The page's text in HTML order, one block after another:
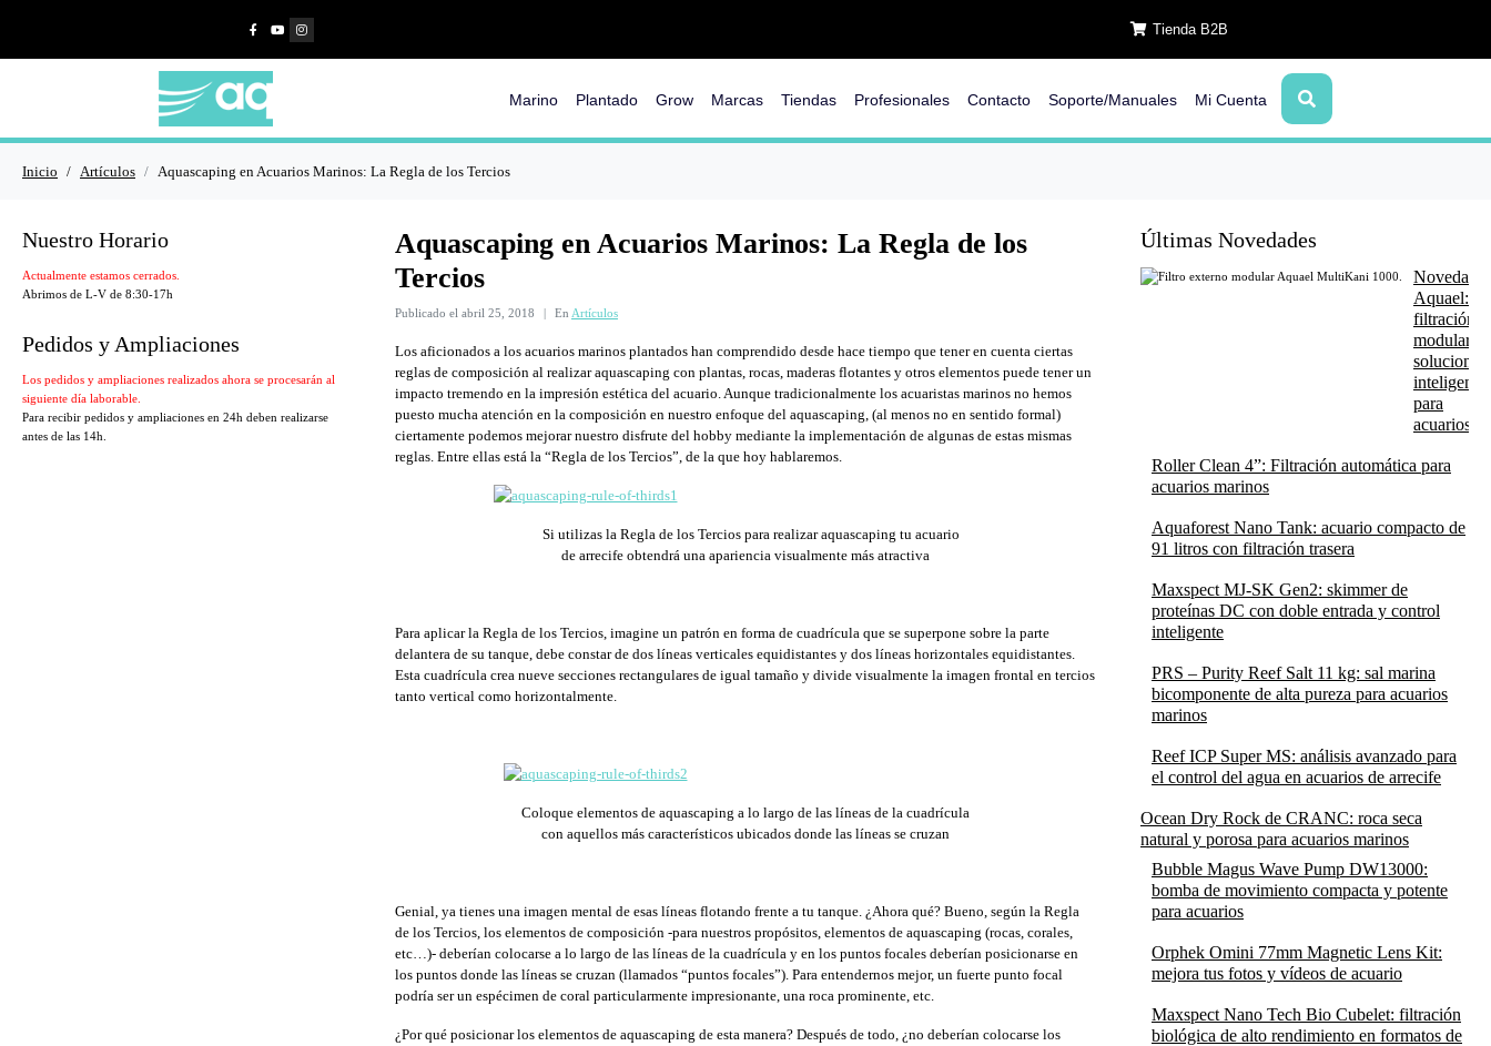
Tienda B2B
Marino Plantado Grow Marcas Tiendas Profesionales Contacto Soporte/Manuales Mi Cuenta
Inicio Artículos Aquascaping en Acuarios Marinos: La Regla de los Tercios
Aquascaping en Acuarios Marinos: La Regla de los
Tercios
Publicado el abril 25, 2018 En Artículos
Los aficionados a los acuarios marinos plantados han comprendido desde hace tiempo que tener en cuenta ciertas
reglas de composición al realizar aquascaping con plantas, rocas, maderas flotantes y otros elementos puede tener un
impacto tremendo en la impresión estética del acuario. Aunque tradicionalmente los acuaristas marinos no hemos
puesto mucha atención en la composición en nuestro enfoque del aquascaping, (al menos no en sentido formal)
ciertamente podemos mejorar nuestro disfrute del hobby mediante la implementación de algunas de estas mismas
reglas. Entre ellas está la “Regla de los Tercios”, de la que hoy hablaremos.
Si utilizas la Regla de los Tercios para realizar aquascaping tu acuario
de arrecife obtendrá una apariencia visualmente más atractiva
Para aplicar la Regla de los Tercios, imagine un patrón en forma de cuadrícula que se superpone sobre la parte
delantera de su tanque, debe constar de dos líneas verticales equidistantes y dos líneas horizontales equidistantes.
Esta cuadrícula crea nueve secciones rectangulares de igual tamaño y divide visualmente la imagen frontal en tercios
tanto vertical como horizontalmente.
Coloque elementos de aquascaping a lo largo de las líneas de la cuadrícula
con aquellos más característicos ubicados donde las líneas se cruzan
Genial, ya tienes una imagen mental de esas líneas flotando frente a tu tanque. ¿Ahora qué? Bueno, según la Regla
de los Tercios, los elementos de composición -para nuestros propósitos, elementos de aquascaping (rocas, corales,
etc…)- deberían colocarse a lo largo de las líneas de la cuadrícula y en los puntos focales deberían posicionarse en
los puntos donde las líneas se cruzan (llamados “puntos focales”). Para entendernos mejor, un fuerte punto focal
podría ser un espécimen de coral particularmente impresionante, una roca prominente, etc.
¿Por qué posicionar los elementos de aquascaping de esta manera? Después de todo, ¿no deberían colocarse los
Nuestro Horario
Actualmente estamos cerrados.
Abrimos de L-V de 8:30-17h
Pedidos y Ampliaciones
Los pedidos y ampliaciones realizados ahora se procesarán al
siguiente día laborable.
Para recibir pedidos y ampliaciones en 24h deben realizarse
antes de las 14h.
Últimas Novedades
Novedades
Aquael:
filtración
modular y
soluciones
inteligentes
para
acuarios
Roller Clean 4”: Filtración automática para
acuarios marinos
Aquaforest Nano Tank: acuario compacto de
91 litros con filtración trasera
Maxspect MJ-SK Gen2: skimmer de
proteínas DC con doble entrada y control
inteligente
PRS – Purity Reef Salt 11 kg: sal marina
bicomponente de alta pureza para acuarios
marinos
Reef ICP Super MS: análisis avanzado para
el control del agua en acuarios de arrecife
Ocean Dry Rock de CRANC: roca seca
natural y porosa para acuarios marinos
Bubble Magus Wave Pump DW13000:
bomba de movimiento compacta y potente
para acuarios
Orphek Omini 77mm Magnetic Lens Kit:
mejora tus fotos y vídeos de acuario
Maxspect Nano Tech Bio Cubelet: filtración
biológica de alto rendimiento en formatos de